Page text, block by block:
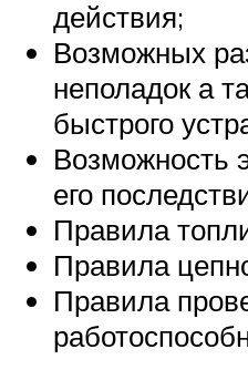
действия;
Возможных
неполадок а
быстрого
Возможность
его
Правила
Правила
Правила